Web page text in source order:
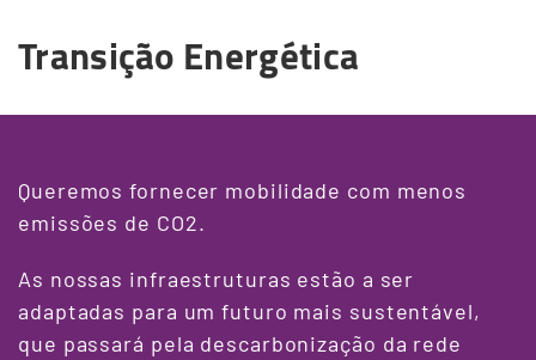
Transição Energética
Queremos fornecer mobilidade com menos
emissões de CO2.
As nossas infraestruturas estão a ser
adaptadas para um futuro mais sustentável,
que passará pela descarbonização da rede